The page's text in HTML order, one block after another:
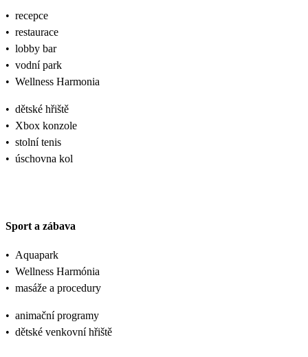
• recepce
• restaurace
• lobby bar
• vodní park
• Wellness Harmonia
• dětské hřiště
• Xbox konzole
• stolní tenis
• úschovna kol
Sport a zábava
• Aquapark
• Wellness Harmónia
• masáže a procedury
• animační programy
• dětské venkovní hřiště